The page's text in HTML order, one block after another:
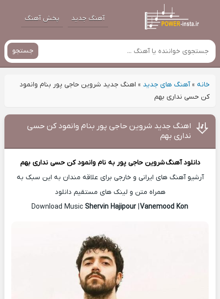
آهنگ جدید پخش آهنگ
جستجو
خانه»آهنگ های جدید » اهنگ جدید شروین حاجی پور بنام وانمود
کن حسی نداری بهم
اهنگ جدید شروین حاجی پور بنام وانمود کن حسی
نداری بهم
دانلود آهنگشروین حاجی پور به نام وانمود کن حسی نداری بهم
آرشیو آهنگ های ایرانی و خارجی برای علاقه مندان به این سبک به
همراه متن و لینک های مستقیم دانلود
Shervin Hajipour |Vanemood Kon